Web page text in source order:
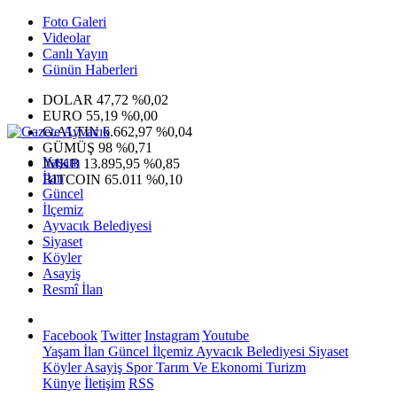
Foto Galeri
Videolar
Canlı Yayın
Günün Haberleri
DOLAR 47,72 %0,02
EURO 55,19 %0,00
G.ALTIN6.662,97 %0,04
GÜMÜŞ 98 %0,71
IMKB 13.895,95 %0,85
BITCOIN 65.011 %0,10
Yaşam
İlan
Güncel
İlçemiz
Ayvacık Belediyesi
Siyaset
Köyler
Asayiş
Resmî İlan
Facebook Twitter InstagramYoutube
Yaşam İlan Güncel İlçemiz Ayvacık Belediyesi Siyaset
KöylerAsayiş SporTarım Ve Ekonomi Turizm
Künye İletişim RSS